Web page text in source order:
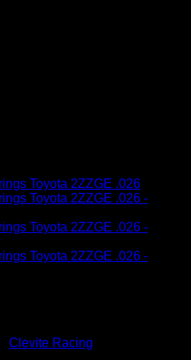
Clevite Racing